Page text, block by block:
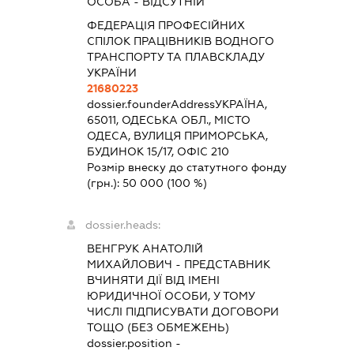
ФЕДЕРАЦІЯ ПРОФЕСІЙНИХ
СПІЛОК ПРАЦІВНИКІВ ВОДНОГО
ТРАНСПОРТУ ТА ПЛАВСКЛАДУ
УКРАЇНИ
21680223
dossier.founderAddressУКРАЇНА,
65011, ОДЕСЬКА ОБЛ., МІСТО
ОДЕСА, ВУЛИЦЯ ПРИМОРСЬКА,
БУДИНОК 15/17, ОФІС 210
Розмір внеску до статутного фонду
(грн.):50 000 (100 %)
dossier.heads:
ВЕНГРУК АНАТОЛІЙ
МИХАЙЛОВИЧ - ПРЕДСТАВНИК
ВЧИНЯТИ ДІЇ ВІД ІМЕНІ
ЮРИДИЧНОЇ ОСОБИ, У ТОМУ
ЧИСЛІ ПІДПИСУВАТИ ДОГОВОРИ
ТОЩО (БЕЗ ОБМЕЖЕНЬ)
dossier.position -